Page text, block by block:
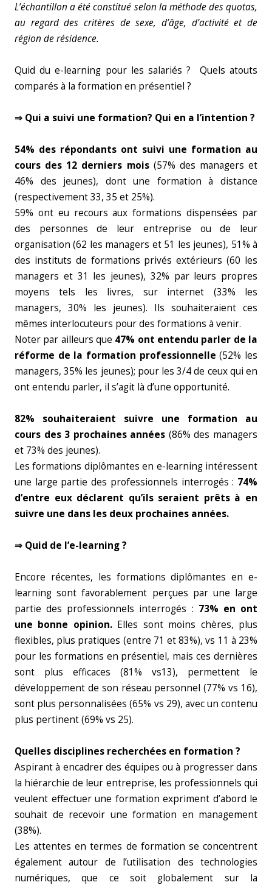
L’échantillon a été constitué selon la méthode des quotas,
au regard des critères de sexe, d’âge, d’activité et de
région de résidence.
Quid du e-learning pour les salariés ? Quels atouts
comparés à la formation en présentiel ?
⇒ Qui a suivi une formation? Qui en a l’intention ?
54% des répondants ont suivi une formation au
cours des 12 derniers mois(57% des managers et
46% des jeunes), dont une formation à distance
(respectivement 33, 35 et 25%).
59% ont eu recours aux formations dispensées par
des personnes de leur entreprise ou de leur
organisation (62 les managers et 51 les jeunes), 51% à
des instituts de formations privés extérieurs (60 les
managers et 31 les jeunes), 32% par leurs propres
moyens tels les livres, sur internet (33% les
managers, 30% les jeunes). Ils souhaiteraient ces
mêmes interlocuteurs pour des formations à venir.
Noter par ailleurs que 47% ont entendu parler de la
réforme de la formation professionnelle (52% les
managers, 35% les jeunes); pour les 3/4 de ceux qui en
ont entendu parler, il s’agit là d’une opportunité.
82% souhaiteraient suivre une formation au
cours des 3 prochaines années (86% des managers
et 73% des jeunes).
Les formations diplômantes en e-learning intéressent
une large partie des professionnels interrogés : 74%
d’entre eux déclarent qu’ils seraient prêts à en
suivre une dans les deux prochaines années.
⇒ Quid de l’e-learning ?
Encore récentes, les formations diplômantes en e-
learning sont favorablement perçues par une large
partie des professionnels interrogés : 73% en ont
une bonne opinion.Elles sont moins chères, plus
flexibles, plus pratiques (entre 71 et 83%), vs 11 à 23%
pour les formations en présentiel, mais ces dernières
sont plus efficaces (81% vs13), permettent le
développement de son réseau personnel (77% vs 16),
sont plus personnalisées (65% vs 29), avec un contenu
plus pertinent (69% vs 25).
Quelles disciplines recherchées en formation ?
Aspirant à encadrer des équipes ou à progresser dans
la hiérarchie de leur entreprise, les professionnels qui
veulent effectuer une formation expriment d’abord le
souhait de recevoir une formation en management
(38%).
Les attentes en termes de formation se concentrent
également autour de l’utilisation des technologies
numériques, que ce soit globalement sur la